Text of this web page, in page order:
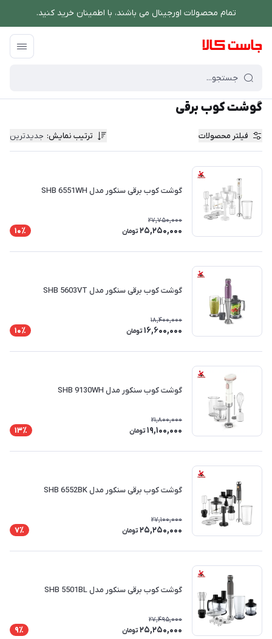
تمام محصولات اورجینال می باشند، با اطمینان خرید کنید.
فروشگاه اینترنتی جاست کالا
گوشت کوب برقی
فیلتر محصولات ترتیب نمایش: جدیدترین
گوشت کوب برقی سنکور مدل SHB 6551WH
27,750,000
25,250,000 تومان 10٪
گوشت کوب برقی سنکور مدل SHB 5603VT
18,400,000
16,600,000 تومان 10٪
گوشت کوب سنکور مدل SHB 9130WH
21,800,000
19,100,000 تومان 13٪
گوشت کوب برقی سنکور مدل SHB 6552BK
27,100,000
25,250,000 تومان 7٪
گوشت کوب برقی سنکور مدل SHB 5501BL
27,495,000
25,250,000 تومان 9٪